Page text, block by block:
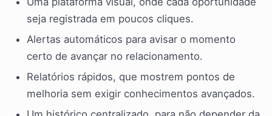
seja registrada em poucos cliques.
Alertas automáticos para avisar o momento
certo de avançar no relacionamento.
Relatórios rápidos, que mostrem pontos de
melhoria sem exigir conhecimentos avançados.